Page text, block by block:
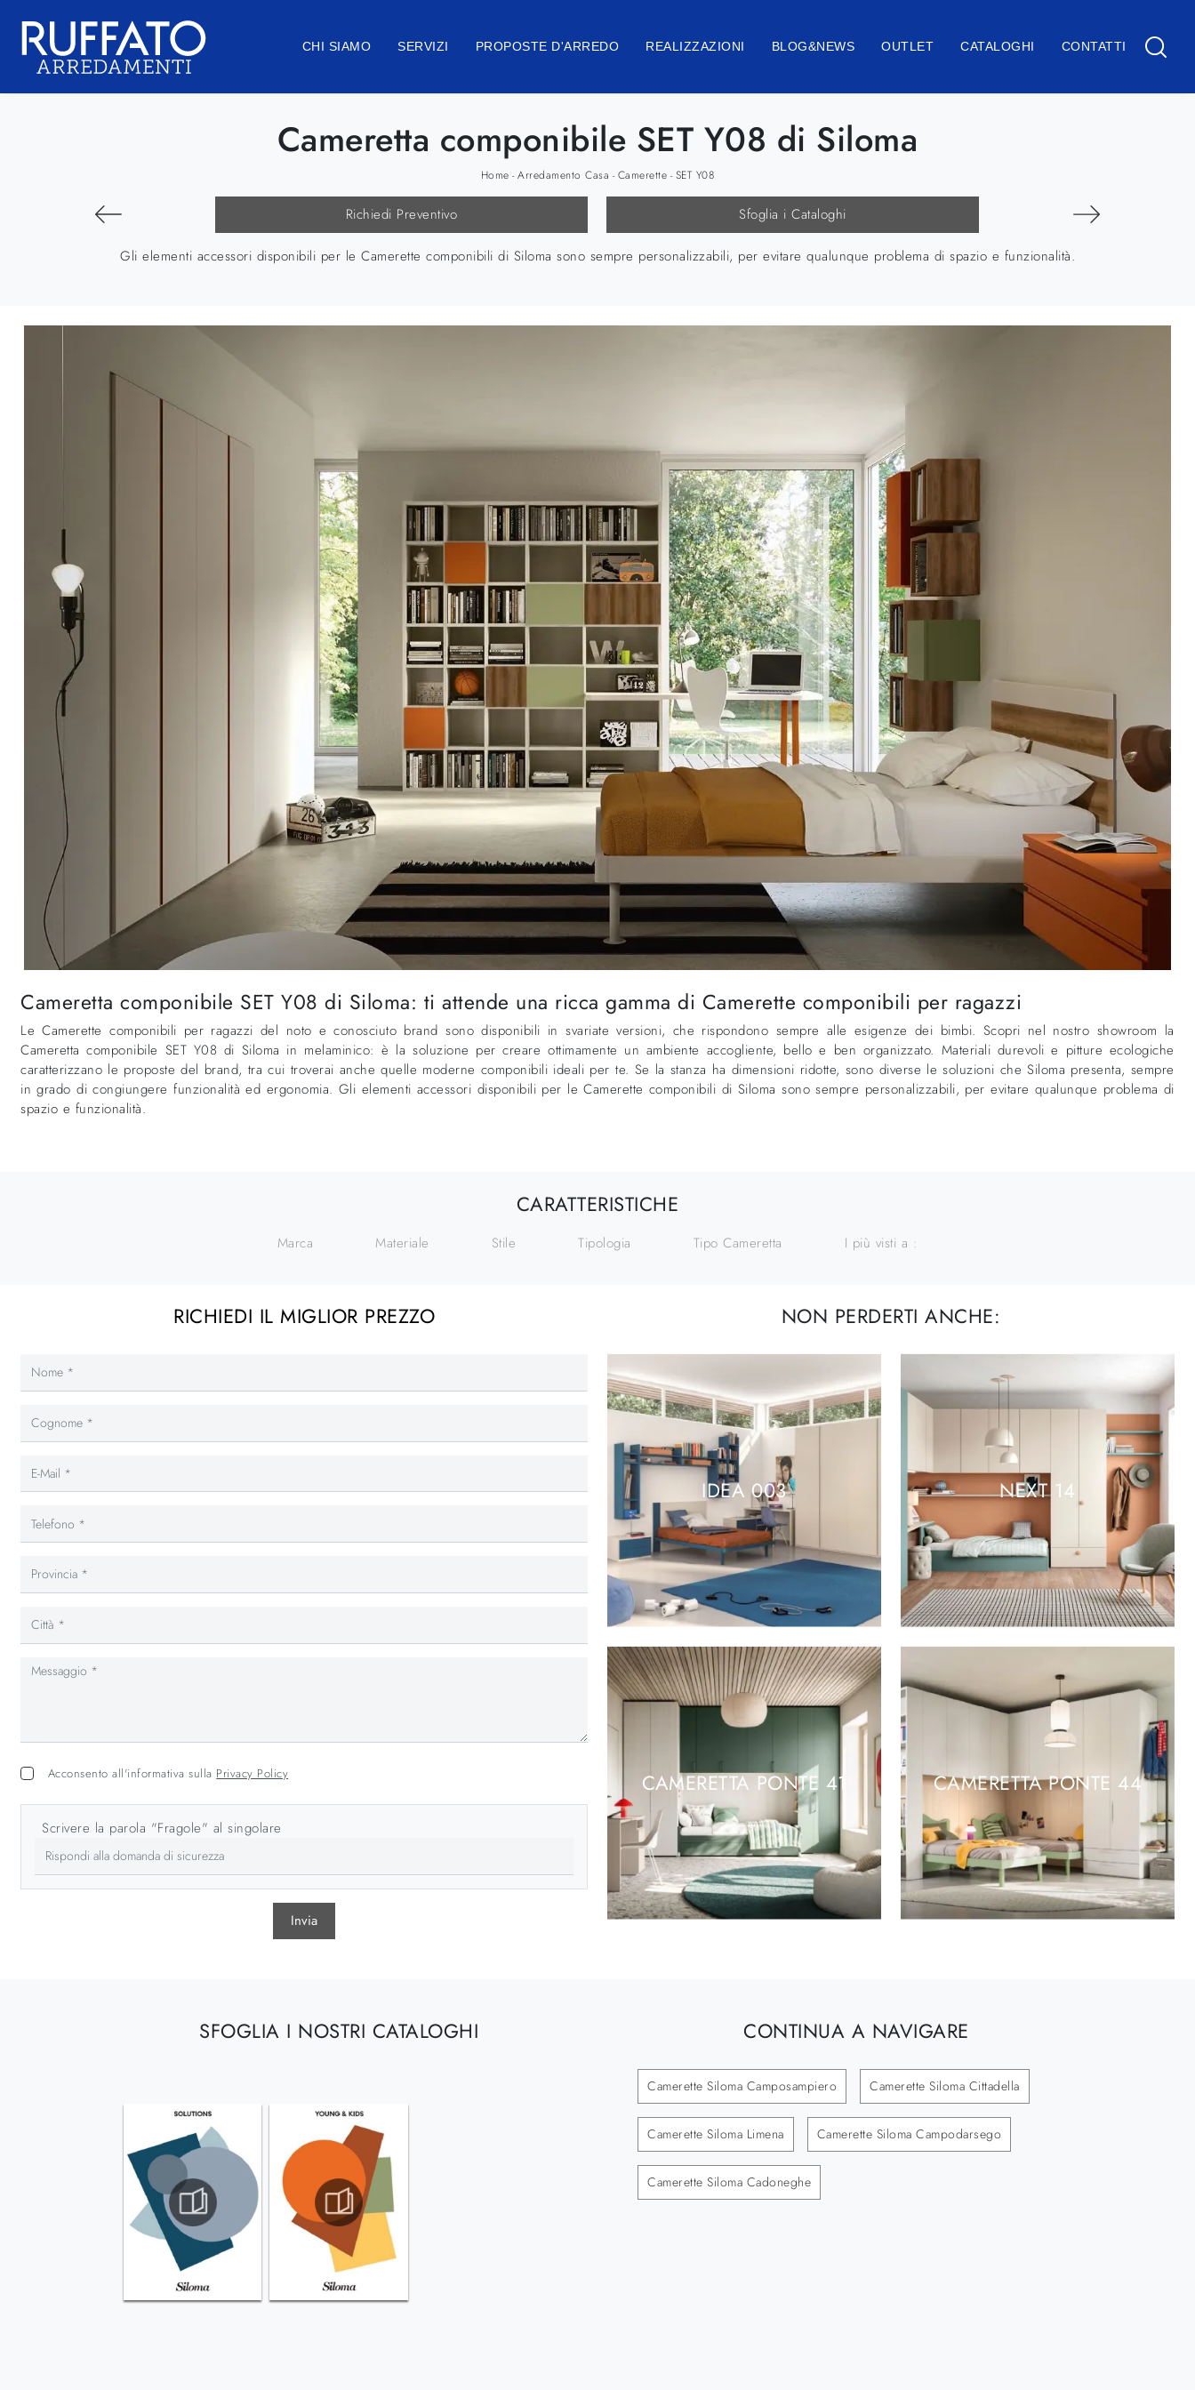
CHI SIAMO SERVIZI PROPOSTE D'ARREDO REALIZZAZIONI BLOG&NEWS OUTLET CATALOGHI CONTATTI
Cameretta componibile SET Y08 di Siloma
Home -Arredamento Casa -Camerette -SET Y08
Richiedi Preventivo Sfoglia i Cataloghi
Gli elementi accessori disponibili per le Camerette componibili di Siloma sono sempre personalizzabili, per evitare qualunque problema di spazio e funzionalità.
Cameretta componibile SET Y08 di Siloma: ti attende una ricca gamma di Camerette componibili per ragazzi
Le Camerette componibili per ragazzi del noto e conosciuto brand sono disponibili in svariate versioni, che rispondono sempre alle esigenze dei bimbi. Scopri nel nostro showroom la
Cameretta componibile SET Y08 di Siloma in melaminico: è la soluzione per creare ottimamente un ambiente accogliente, bello e ben organizzato. Materiali durevoli e pitture ecologiche
caratterizzano le proposte del brand, tra cui troverai anche quelle moderne componibili ideali per te. Se la stanza ha dimensioni ridotte, sono diverse le soluzioni che Siloma presenta, sempre
in grado di congiungere funzionalità ed ergonomia. Gli elementi accessori disponibili per le Camerette componibili di Siloma sono sempre personalizzabili, per evitare qualunque problema di
spazio e funzionalità.
CARATTERISTICHE
Marca Materiale Stile Tipologia Tipo Cameretta I più visti a :
RICHIEDI IL MIGLIOR PREZZO
Acconsento all'informativa sulla Privacy Policy
Scrivere la parola "Fragole" al singolare
Invia
NON PERDERTI ANCHE:
IDEA 003 NEXT 14
CAMERETTA PONTE 41 CAMERETTA PONTE 44
SFOGLIA I NOSTRI CATALOGHI CONTINUA A NAVIGARE
Camerette Siloma Camposampiero Camerette Siloma Cittadella
Camerette Siloma Limena Camerette Siloma Campodarsego
Camerette Siloma Cadoneghe